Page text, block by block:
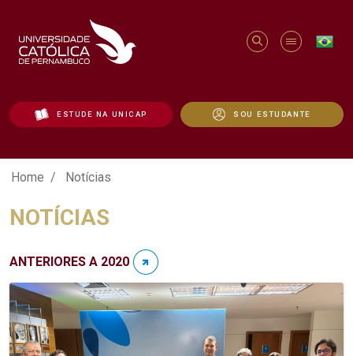
ESTUDE NA UNICAP SOU ESTUDANTE
Notícias - Unicap
Home Notícias
NOTÍCIAS
ANTERIORES A 2020